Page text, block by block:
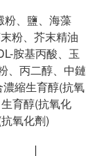
粉、鹽、海藻
粉、芥末精油
胺基丙酸、玉
、丙二醇、中鏈
縮生育醇(抗氧
育醇(抗氧化
氧化劑)